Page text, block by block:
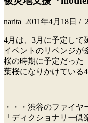
narita 2011年4月18日 /
4月は、3月に予定して
イベントのリベンジが
桜の時期に予定だった
葉桜になりかけている
・・・渋谷のファイ
「ディクショナリー倶